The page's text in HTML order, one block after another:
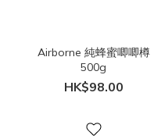
Airborne 純蜂蜜唧唧樽
500g
HK$98.00